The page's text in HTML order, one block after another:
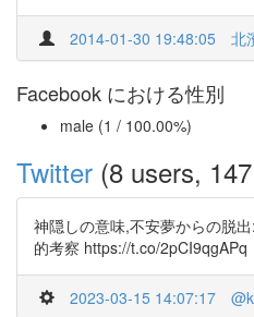
2014-01-30 19:48:05 北
Facebook における性別
male (1 / 100.00%)
Twitter (8 users,
神隠しの意味,不安夢からの脱
的考察 https://t.co/2pCI9qgAPq
2023-03-15 14:07:17